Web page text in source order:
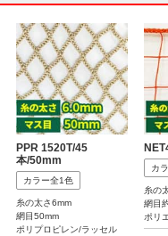
PPR 1520T/45
本/50mm
カラー全1色
糸の太さ6mm
網目50mm
ポリプロピレン/ラッセル
カ
糸の
網目
ポリ